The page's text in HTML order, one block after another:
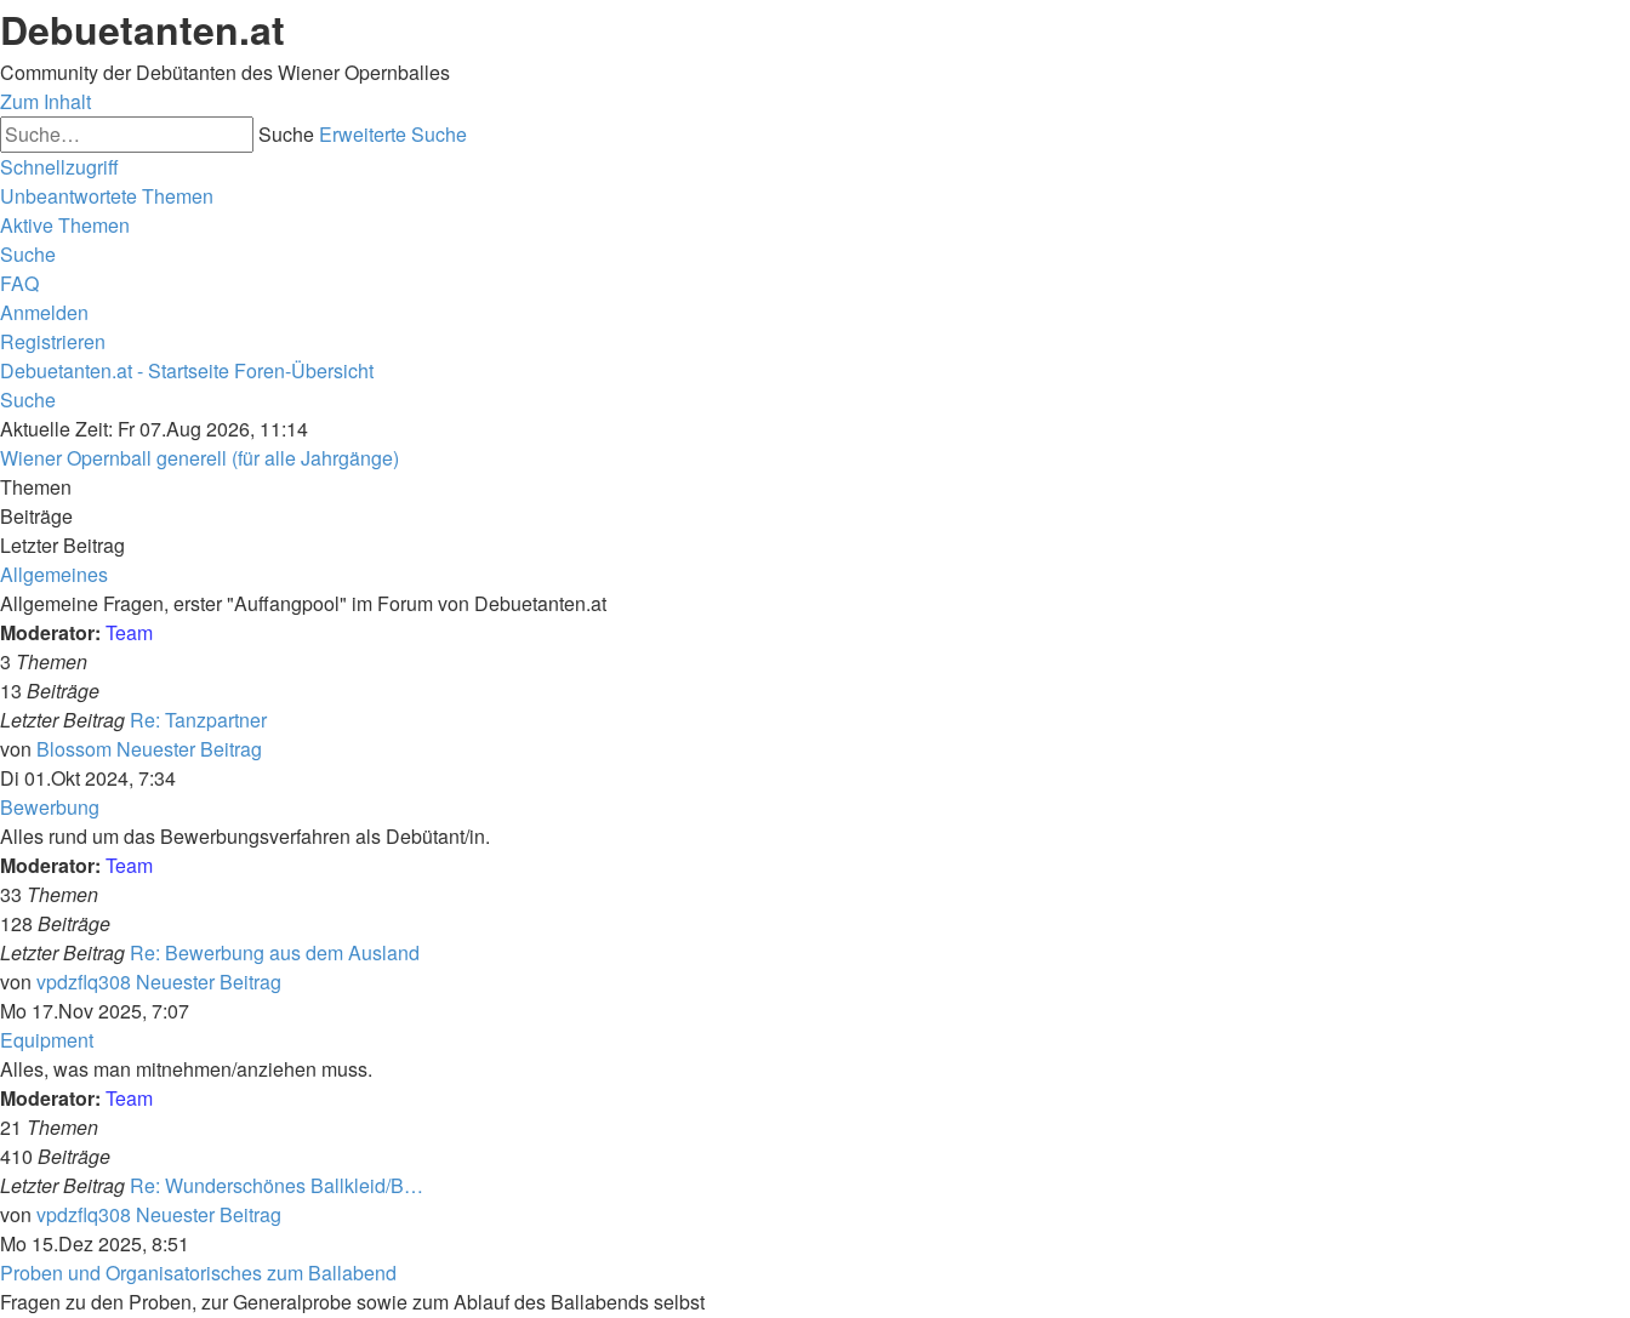
Debuetanten.at
Community der Debütanten des Wiener Opernballes
Zum Inhalt
Suche Erweiterte Suche
Schnellzugriff
Unbeantwortete Themen
Aktive Themen
Suche
FAQ
Anmelden
Registrieren
Debuetanten.at - Startseite Foren-Übersicht
Suche
Aktuelle Zeit: Fr 07.Aug 2026, 11:14
Wiener Opernball generell (für alle Jahrgänge)
Themen
Beiträge
Letzter Beitrag
Allgemeines
Allgemeine Fragen, erster "Auffangpool" im Forum von Debuetanten.at
Moderator: Team
3 Themen
13 Beiträge
Letzter Beitrag Re: Tanzpartner
von Blossom Neuester Beitrag
Di 01.Okt 2024, 7:34
Bewerbung
Alles rund um das Bewerbungsverfahren als Debütant/in.
Moderator: Team
33 Themen
128 Beiträge
Letzter Beitrag Re: Bewerbung aus dem Ausland
von vpdzflq308 Neuester Beitrag
Mo 17.Nov 2025, 7:07
Equipment
Alles, was man mitnehmen/anziehen muss.
Moderator: Team
21 Themen
410 Beiträge
Letzter Beitrag Re: Wunderschönes Ballkleid/B…
von vpdzflq308 Neuester Beitrag
Mo 15.Dez 2025, 8:51
Proben und Organisatorisches zum Ballabend
Fragen zu den Proben, zur Generalprobe sowie zum Ablauf des Ballabends selbst